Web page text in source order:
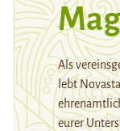
Als
lebt
eurer